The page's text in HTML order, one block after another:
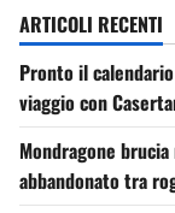
ARTICOLI RECENTI
Pronto il
viaggio con
Mondragone
abbandonato tra